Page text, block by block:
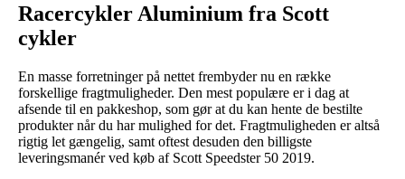
Racercykler Aluminium fra Scott
cykler
En masse forretninger på nettet frembyder nu en række
forskellige fragtmuligheder. Den mest populære er i dag at
afsende til en pakkeshop, som gør at du kan hente de bestilte
produkter når du har mulighed for det. Fragtmuligheden er altså
rigtig let gængelig, samt oftest desuden den billigste
leveringsmanér ved køb af Scott Speedster 50 2019.